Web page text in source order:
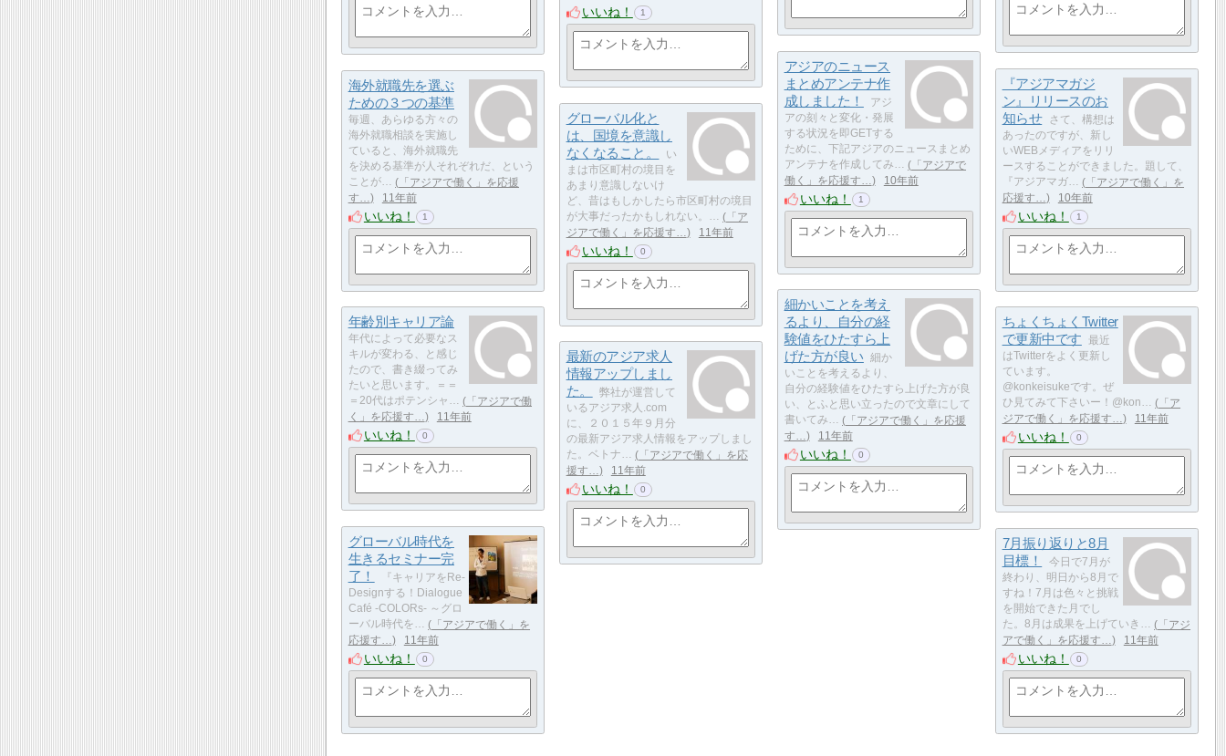
いいね！ 1
アジアのニュース
まとめアンテナ作
成しました！
アジ
アの刻々と変化・発展
する状況を即GETする
ために、下記アジアのニュースまとめ
アンテナを作成してみ…
「アジアで
働く」を応援す…
10年前
いいね！ 1
『アジアマガジ
ン』リリースのお
知らせ
さて、構想は
あったのですが、新し
いWEBメディアをリリ
ースすることができました。題して、
『アジアマガ…
「アジアで働く」を
応援す…
10年前
いいね！ 1
海外就職先を選ぶ
ための３つの基準
毎週、あらゆる方々の
海外就職相談を実施し
ていると、海外就職先
を決める基準が人それぞれだ、という
ことが…
「アジアで働く」を応援
す…
11年前
いいね！ 1
グローバル化と
は、国境を意識し
なくなること。
い
まは市区町村の境目を
あまり意識しないけ
ど、昔はもしかしたら市区町村の境目
が大事だったかもしれない。…
「ア
ジアで働く」を応援す…
11年前
いいね！ 0
細かいことを考え
るより、自分の経
験値をひたすら上
げた方が良い
細か
いことを考えるより、
自分の経験値をひたすら上げた方が良
い、とふと思い立ったので文章にして
書いてみ…
「アジアで働く」を応援
す…
11年前
いいね！ 0
年齢別キャリア論
年代によって必要なス
キルが変わる、と感じ
たので、書き綴ってみ
たいと思います。＝＝
＝20代はポテンシャ…
「アジアで働
く」を応援す…
11年前
いいね！ 0
ちょくちょくTwitter
で更新中です
最近
はTwitterをよく更新し
ています。
@konkeisukeです。ぜ
ひ見てみて下さいー！@kon…
「ア
ジアで働く」を応援す…
11年前
いいね！ 0
最新のアジア求人
情報アップしまし
た。
弊社が運営して
いるアジア求人.com
に、２０１５年９月分
の最新アジア求人情報をアップしまし
た。ベトナ…
「アジアで働く」を応
援す…
11年前
いいね！ 0
グローバル時代を
生きるセミナー完
了！
『キャリアをRe-
Designする！Dialogue
Café -COLORs- ～グロ
ーバル時代を…
「アジアで働く」を
応援す…
11年前
いいね！ 0
7月振り返りと8月
目標！
今日で7月が
終わり、明日から8月で
すね！7月は色々と挑戦
を開始できた月でし
た。8月は成果を上げていき…
「アジ
アで働く」を応援す…
11年前
いいね！ 0